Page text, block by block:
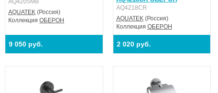
AQ4205MB
AQUATEK (Россия)
Коллекция ОБЕРОН
9 050 руб.
AQ4218CR
AQUATEK(Россия)
Коллекция ОБЕРОН
2 020 руб.